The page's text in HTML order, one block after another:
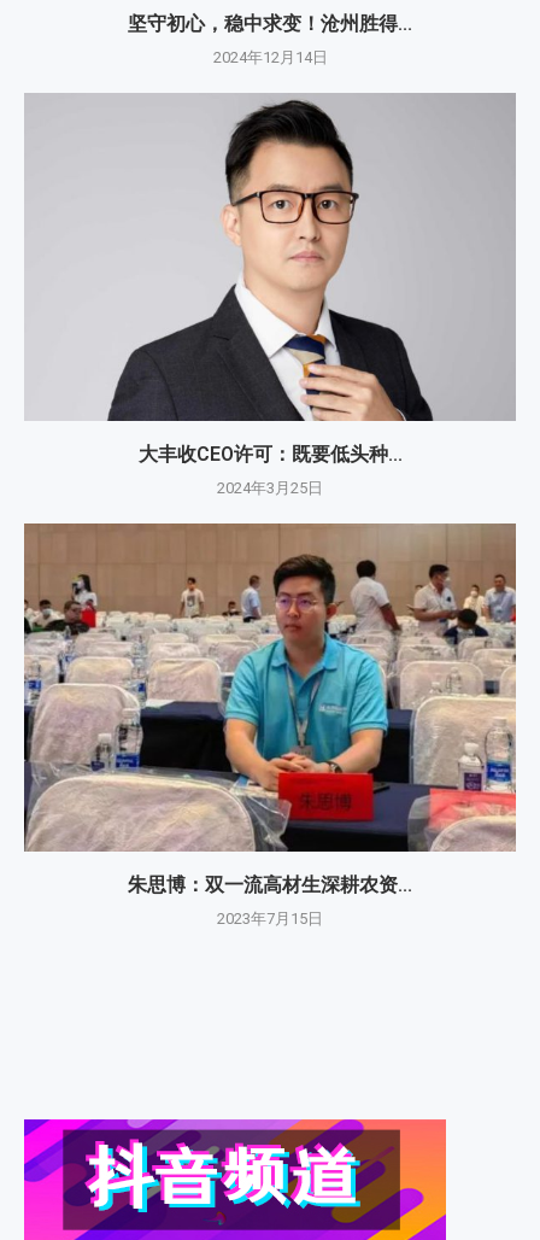
坚守初心，稳中求变！沧州胜得...
2024年12月14日
大丰收CEO许可：既要低头种...
2024年3月25日
朱思博：双一流高材生深耕农资...
2023年7月15日